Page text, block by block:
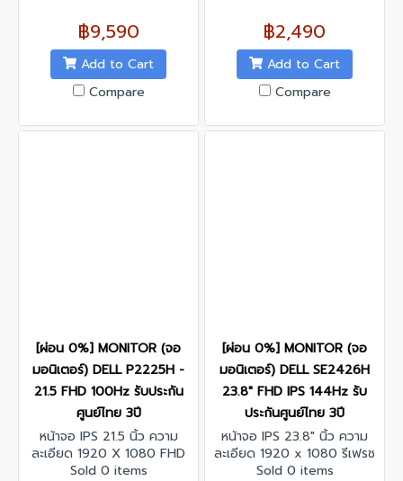
฿9,590
Add to Cart
Compare
Interface : VGA x 1, HDMI x
1
฿2,490
Add to Cart
Compare
[ผ่อน 0%] MONITOR (จอ
มอนิเตอร์) DELL P2225H -
21.5 FHD 100Hz รับประกัน
ศูนย์ไทย 3ปี
หน้าจอ IPS 21.5 นิ้ว ความ
ละเอียด 1920 X 1080 FHD
รีเฟรชเรท 100 Hz
Sold 0 items
[ผ่อน 0%] MONITOR (จอ
มอนิเตอร์) DELL SE2426H
23.8" FHD IPS 144Hz รับ
ประกันศูนย์ไทย 3ปี
หน้าจอ IPS 23.8" นิ้ว ความ
ละเอียด 1920 x 1080 รีเฟรช
เรทสูงสุด 144Hz รองรับ AMD
Sold 0 items